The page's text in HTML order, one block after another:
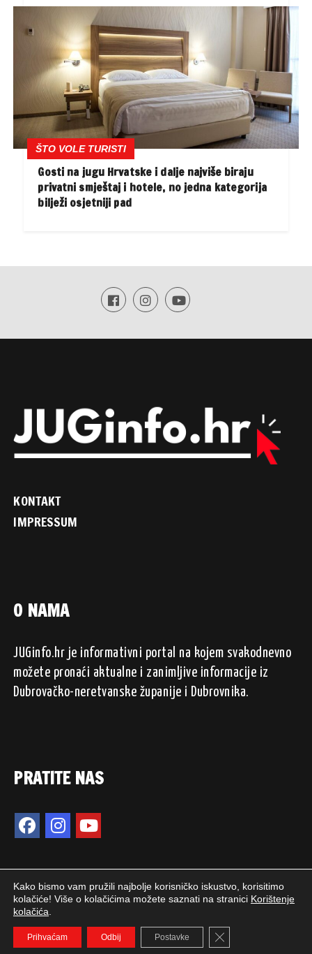
ŠTO VOLE TURISTI
Gosti na jugu Hrvatske i dalje najviše biraju
privatni smještaj i hotele, no jedna kategorija
bilježi osjetniji pad
KONTAKT
IMPRESSUM
O NAMA
JUGinfo.hr je informativni portal na kojem svakodnevno
možete pronaći aktualne i zanimljive informacije iz
Dubrovačko-neretvanske županije i Dubrovnika.
PRATITE NAS
2024. © JUGinfo.hr / Sva prava pridržana.
WEB PEPERIT
Kako bismo vam pružili najbolje korisničko iskustvo, korisitimo
kolačiće! Više o kolačićima možete saznati na stranici Korištenje
kolačića
Prihvaćam Odbij Postavke Close GDPR Cookie